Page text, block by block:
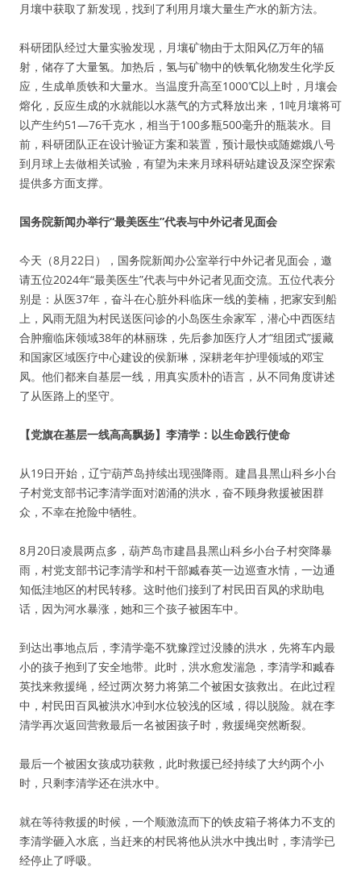
月壤中获取了新发现，找到了利用月壤大量生产水的新方法。
科研团队经过大量实验发现，月壤矿物由于太阳风亿万年的辐
射，储存了大量氢。加热后，氢与矿物中的铁氧化物发生化学反
应，生成单质铁和大量水。当温度升高至1000℃以上时，月壤会
熔化，反应生成的水就能以水蒸气的方式释放出来，1吨月壤将可
以产生约51—76千克水，相当于100多瓶500毫升的瓶装水。目
前，科研团队正在设计验证方案和装置，预计最快或随嫦娥八号
到月球上去做相关试验，有望为未来月球科研站建设及深空探索
提供多方面支撑。
国务院新闻办举行“最美医生”代表与中外记者见面会
今天（8月22日），国务院新闻办公室举行中外记者见面会，邀
请五位2024年“最美医生”代表与中外记者见面交流。五位代表分
别是：从医37年，奋斗在心脏外科临床一线的姜楠，把家安到船
上，风雨无阻为村民送医问诊的小岛医生余家军，潜心中西医结
合肿瘤临床领域38年的林丽珠，先后参加医疗人才“组团式”援藏
和国家区域医疗中心建设的侯新琳，深耕老年护理领域的邓宝
凤。他们都来自基层一线，用真实质朴的语言，从不同角度讲述
了从医路上的坚守。
【党旗在基层一线高高飘扬】李清学：以生命践行使命
从19日开始，辽宁葫芦岛持续出现强降雨。建昌县黑山科乡小台
子村党支部书记李清学面对汹涌的洪水，奋不顾身救援被困群
众，不幸在抢险中牺牲。
8月20日凌晨两点多，葫芦岛市建昌县黑山科乡小台子村突降暴
雨，村党支部书记李清学和村干部臧春英一边巡查水情，一边通
知低洼地区的村民转移。这时他们接到了村民田百凤的求助电
话，因为河水暴涨，她和三个孩子被困车中。
到达出事地点后，李清学毫不犹豫蹚过没膝的洪水，先将车内最
小的孩子抱到了安全地带。此时，洪水愈发湍急，李清学和臧春
英找来救援绳，经过两次努力将第二个被困女孩救出。在此过程
中，村民田百凤被洪水冲到水位较浅的区域，得以脱险。就在李
清学再次返回营救最后一名被困孩子时，救援绳突然断裂。
最后一个被困女孩成功获救，此时救援已经持续了大约两个小
时，只剩李清学还在洪水中。
就在等待救援的时候，一个顺激流而下的铁皮箱子将体力不支的
李清学砸入水底，当赶来的村民将他从洪水中拽出时，李清学已
经停止了呼吸。